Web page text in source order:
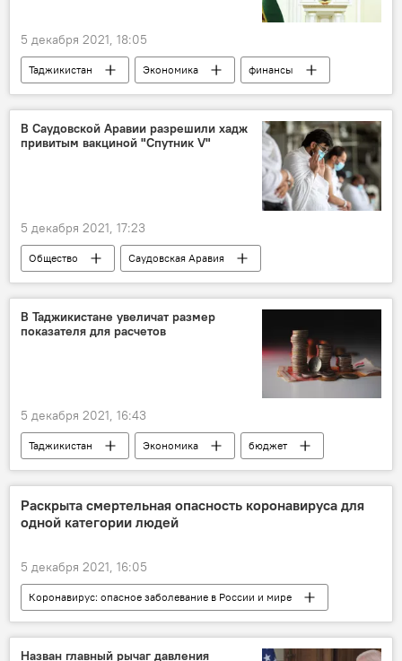
5 декабря 2021, 18:05
Таджикистан Экономика
финансы
Эмомали Рахмон
В Саудовской Аравии разрешили хадж
привитым вакциной "Спутник V"
5 декабря 2021, 17:23
Общество
Саудовская Аравия
Хадж - 2026: паломничество в Мекку
Религия
В Таджикистане увеличат размер
показателя для расчетов
5 декабря 2021, 16:43
Таджикистан Экономика бюджет
Раскрыта смертельная опасность коронавируса для
одной категории людей
5 декабря 2021, 16:05
Коронавирус: опасное заболевание в России и мире
Здравоохранение
коронавирус
Назван главный рычаг давления